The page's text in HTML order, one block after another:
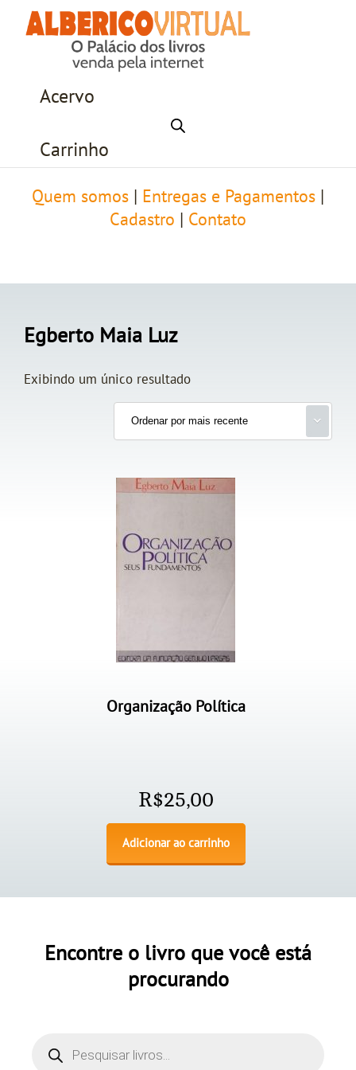
Acervo
Carrinho
Quem somos Entregas e Pagamentos
Cadastro
Contato
Egberto Maia Luz
Exibindo um único resultado
Organização Política
R$25,00
Adicionar ao carrinho
Encontre o livro que você está
procurando